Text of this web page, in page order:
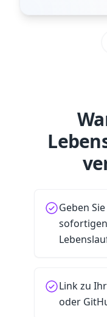
Geben
Link zu
oder